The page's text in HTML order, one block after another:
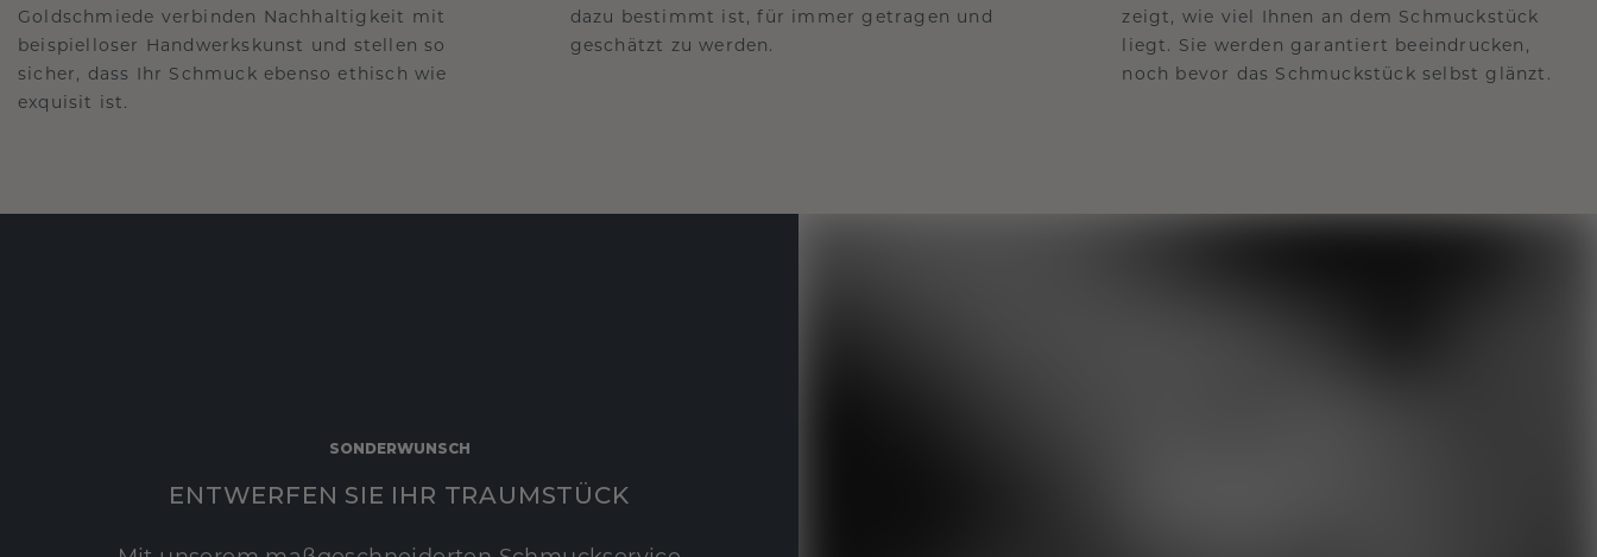
Goldschmiede verbinden Nachhaltigkeit mit
beispielloser Handwerkskunst und stellen so
sicher, dass Ihr Schmuck ebenso ethisch wie
exquisit ist.
dazu bestimmt ist, für immer getragen und
geschätzt zu werden.
zeigt, wie viel Ihnen an dem Schmuckstück
liegt. Sie werden garantiert beeindrucken,
noch bevor das Schmuckstück selbst glänzt.
SONDERWUNSCH
ENTWERFEN SIE IHR TRAUMSTÜCK